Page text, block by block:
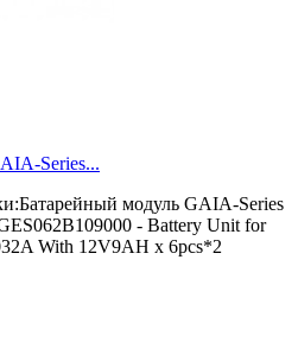
Series...
модуль GAIA-Series
- Battery Unit for
With 12V9AH x 6pcs*2